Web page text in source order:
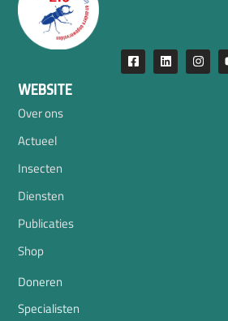
WEBSITE
Over ons
Actueel
Insecten
Diensten
Publicaties
Shop
Doneren
Specialisten